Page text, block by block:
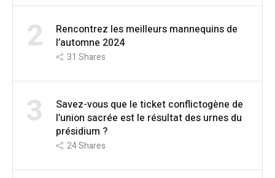
2
Rencontrez les meilleurs mannequins de
l’automne 2024
31 Shares
3
Savez-vous que le ticket conflictogène de
l’union sacrée est le résultat des urnes du
présidium ?
24Shares